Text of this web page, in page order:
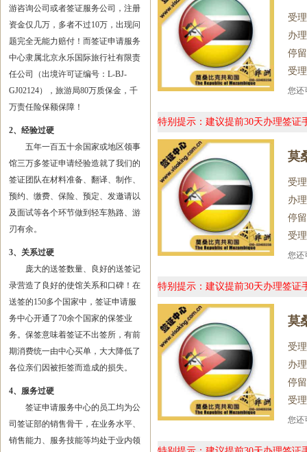
游咨询公司或者签证服务公司，注册
资金仅几万，多者不过10万，出现问
题完全无能力赔付！而签证申请服务
中心隶属北京永乐国际旅行社有限责
任公司（出境许可证编号：L-BJ-
GJ02124），旅游局80万质保金，千
万责任险保额保障！
2、经验过硬
五年一百五十余国家或地区领事
馆三万多签证申请经验造就了我们的
签证团队在材料准备、翻译、制作、
预约、缴费、保险、预定、发邀请以
及面试等各个环节做到轻车熟路、游
刃有余。
3、关系过硬
庞大的送签数量、良好的送签记
录营造了良好的使馆关系和口碑！在
送签的150多个国家中，签证申请服
务中心开通了70余个国家的保签业
务。保签意味着签证不出签所，有前
期消费统一由中心买单，大大降低了
各位亲们因被拒签而造成的损失。
4、服务过硬
签证申请服务中心的员工均为公
司签证部的销售骨干，在业务水平、
销售能力、服务技能等均处于业内领
受
办
停
受
您
特别提示：建议提前30天办理签
莫
受
办
停
受
您
特别提示：建议提前30天办理签
莫
受
办
停
受
您